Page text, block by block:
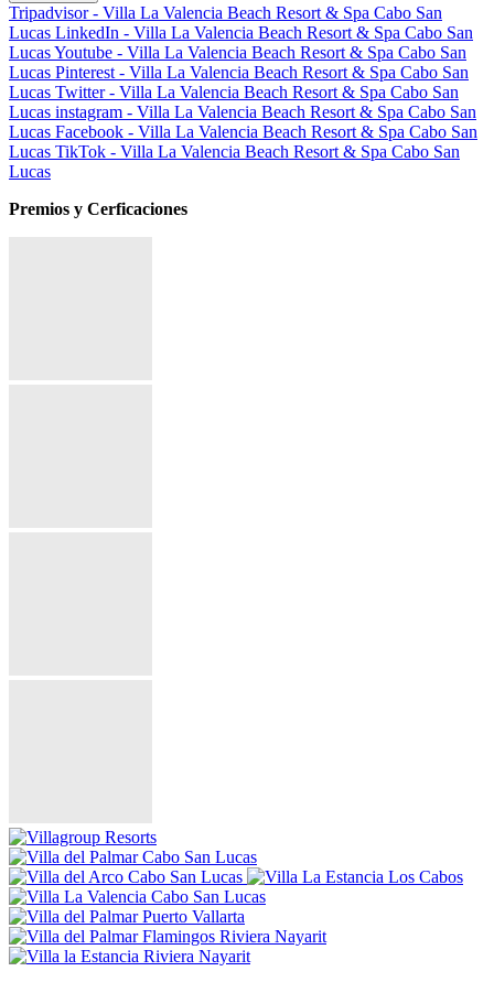
Tripadvisor - Villa La Valencia Beach Resort & Spa Cabo San
Lucas LinkedIn - Villa La Valencia Beach Resort & Spa Cabo San
LucasYoutube - Villa La Valencia Beach Resort & Spa Cabo San
Lucas Pinterest - Villa La Valencia Beach Resort & Spa Cabo San
Lucas Twitter - Villa La Valencia Beach Resort & Spa Cabo San
Lucas instagram - Villa La Valencia Beach Resort & Spa Cabo San
Lucas Facebook - Villa La Valencia Beach Resort & Spa Cabo San
Lucas TikTok - Villa La Valencia Beach Resort & Spa Cabo San
Lucas
Premios y Cerficaciones